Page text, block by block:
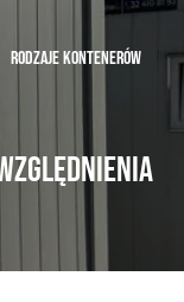
RODZAJE KONTENERÓW